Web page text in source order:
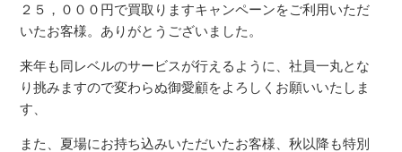
２５，０００円で買取りますキャンペーンをご利用いただ
いたお客様。ありがとうございました。
来年も同レベルのサービスが行えるように、社員一丸とな
り挑みますので変わらぬ御愛顧をよろしくお願いいたしま
す、
また、夏場にお持ち込みいただいたお客様、秋以降も特別